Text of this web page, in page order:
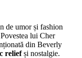
de umor și fashion
lui Cher
din Beverly
reliefși nostalgie.